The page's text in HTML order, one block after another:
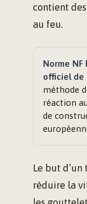
contient
au feu.
Norme NF
officiel de
méthode
réaction
de
Le but
réduire la